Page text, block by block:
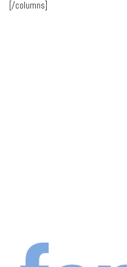
[/columns]